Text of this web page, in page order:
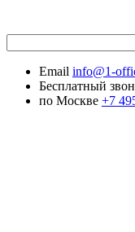
Email info@1-
Бесплатный
по Москве +7